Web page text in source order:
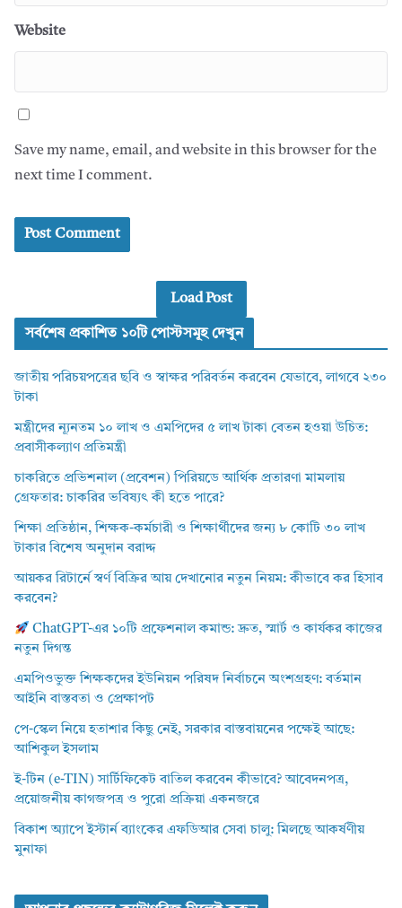
Website
Save my name, email, and website in this browser for the
next time I comment.
Load Post
সর্বশেষ প্রকাশিত ১০টি পোস্টসমূহ দেখুন
জাতীয় পরিচয়পত্রের ছবি ও স্বাক্ষর পরিবর্তন করবেন যেভাবে, লাগবে ২৩০
টাকা
মন্ত্রীদের ন্যূনতম ১০ লাখ ও এমপিদের ৫ লাখ টাকা বেতন হওয়া উচিত:
প্রবাসীকল্যাণ প্রতিমন্ত্রী
চাকরিতে প্রভিশনাল (প্রবেশন) পিরিয়ডে আর্থিক প্রতারণা মামলায়
গ্রেফতার: চাকরির ভবিষ্যৎ কী হতে পারে?
শিক্ষা প্রতিষ্ঠান, শিক্ষক-কর্মচারী ও শিক্ষার্থীদের জন্য ৮ কোটি ৩০ লাখ
টাকার বিশেষ অনুদান বরাদ্দ
আয়কর রিটার্নে স্বর্ণ বিক্রির আয় দেখানোর নতুন নিয়ম: কীভাবে কর হিসাব
করবেন?
ChatGPT-এর ১০টি প্রফেশনাল কমান্ড: দ্রুত, স্মার্ট ও কার্যকর কাজের
নতুন দিগন্ত
এমপিওভুক্ত শিক্ষকদের ইউনিয়ন পরিষদ নির্বাচনে অংশগ্রহণ: বর্তমান
আইনি বাস্তবতা ও প্রেক্ষাপট
পে-স্কেল নিয়ে হতাশার কিছু নেই, সরকার বাস্তবায়নের পক্ষেই আছে:
আশিকুল ইসলাম
ই-টিন (e-TIN) সার্টিফিকেট বাতিল করবেন কীভাবে? আবেদনপত্র,
প্রয়োজনীয় কাগজপত্র ও পুরো প্রক্রিয়া একনজরে
বিকাশ অ্যাপে ইস্টার্ন ব্যাংকের এফডিআর সেবা চালু: মিলছে আকর্ষণীয়
মুনাফা